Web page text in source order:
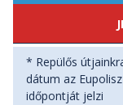
* Repülős
dátum az
időpontját jelzi